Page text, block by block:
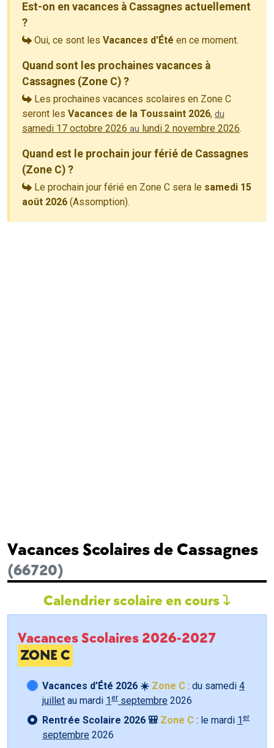
Est-on en vacances à Cassagnes actuellement
?
Oui, ce sont les Vacances d'Été en ce moment.
Quand sont les prochaines vacances à
Cassagnes (Zone C) ?
Les prochaines vacances scolaires en Zone C
seront les Vacances de la Toussaint 2026, du
samedi 17 octobre 2026 au lundi 2 novembre 2026.
Quand est le prochain jour férié de Cassagnes
(Zone C) ?
Le prochain jour férié en Zone C sera le samedi 15
août 2026 (Assomption).
Vacances Scolaires de Cassagnes
(66720)
Calendrier scolaire en cours
Vacances Scolaires 2026-2027
ZONE C
Vacances d’Été 2026 ☀️ Zone C : du samedi 4
juillet au mardi 1 er septembre 2026
Rentrée Scolaire 2026 🎒 Zone C : le mardi 1 er
septembre 2026